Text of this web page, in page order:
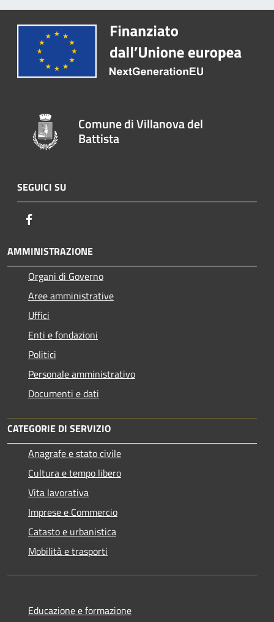
Comune di Villanova del
Battista
SEGUICI SU
AMMINISTRAZIONE
Organi di Governo
Aree amministrative
Uffici
Enti e fondazioni
Politici
Personale amministrativo
Documenti e dati
CATEGORIE DI SERVIZIO
Anagrafe e stato civile
Cultura e tempo libero
Vita lavorativa
Imprese e Commercio
Catasto e urbanistica
Mobilità e trasporti
Educazione e formazione